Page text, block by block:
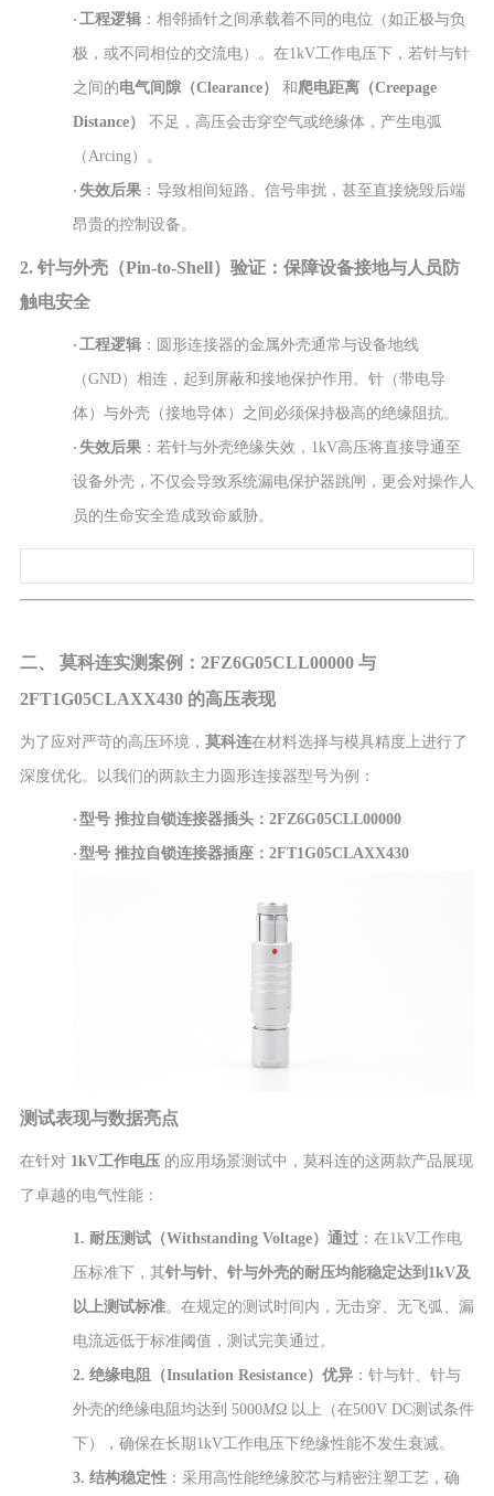
· 工程逻辑：相邻插针之间承载着不同的电位（如正极与负
极，或不同相位的交流电）。在1kV工作电压下，若针与针
之间的电气间隙（Clearance） 和 爬电距离（Creepage
Distance） 不足，高压会击穿空气或绝缘体，产生电弧
（Arcing）。
· 失效后果：导致相间短路、信号串扰，甚至直接烧毁后端
昂贵的控制设备。
2. 针与外壳（Pin-to-Shell）验证：保障设备接地与人员防
触电安全
· 工程逻辑：圆形连接器的金属外壳通常与设备地线
（GND）相连，起到屏蔽和接地保护作用。针（带电导
体）与外壳（接地导体）之间必须保持极高的绝缘阻抗。
· 失效后果：若针与外壳绝缘失效，1kV高压将直接导通至
设备外壳，不仅会导致系统漏电保护器跳闸，更会对操作人
员的生命安全造成致命威胁。
二、 莫科连实测案例：2FZ6G05CLL00000 与
2FT1G05CLAXX430 的高压表现
为了应对严苛的高压环境， 莫科连在材料选择与模具精度上进行了
深度优化。以我们的两款主力圆形连接器型号为例：
· 型号 推拉自锁连接器插头：2FZ6G05CLL00000
· 型号 推拉自锁连接器插座：2FT1G05CLAXX430
测试表现与数据亮点
在针对 1kV工作电压 的应用场景测试中，莫科连的这两款产品展现
了卓越的电气性能：
1. 耐压测试（Withstanding Voltage）通过：在1kV工作电
压标准下，其针与针、针与外壳的耐压均能稳定达到1kV及
以上测试标准。在规定的测试时间内，无击穿、无飞弧、漏
电流远低于标准阈值，测试完美通过。
2. 绝缘电阻（Insulation Resistance）优异：针与针、针与
外壳的绝缘电阻均达到 5000MΩ以上（在500V DC测试条件
下），确保在长期1kV工作电压下绝缘性能不发生衰减。
3. 结构稳定性：采用高性能绝缘胶芯与精密注塑工艺，确